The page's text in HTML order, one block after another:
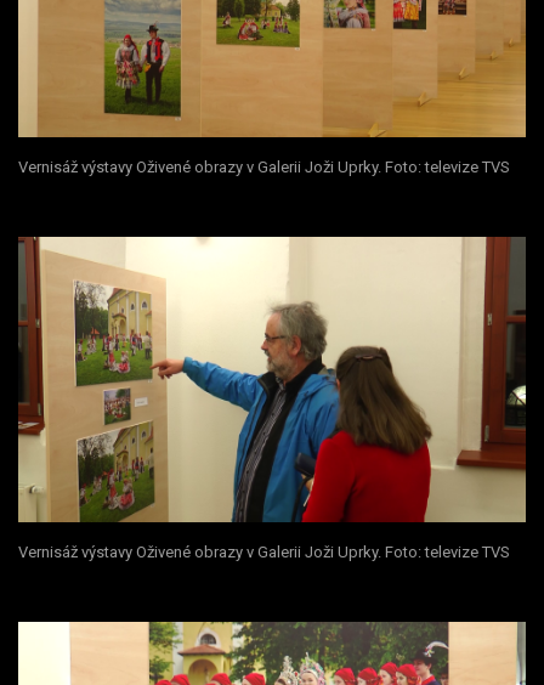
Vernisáž výstavy Oživené obrazy v Galerii Joži Uprky. Foto: televize TVS
Vernisáž výstavy Oživené obrazy v Galerii Joži Uprky. Foto: televize TVS